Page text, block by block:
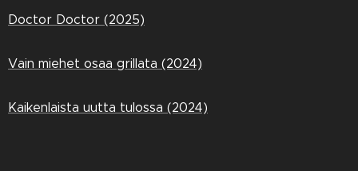
Doctor Doctor (2025)
Vain miehet osaa grillata (2024)
Kaikenlaista uutta tulossa (2024)